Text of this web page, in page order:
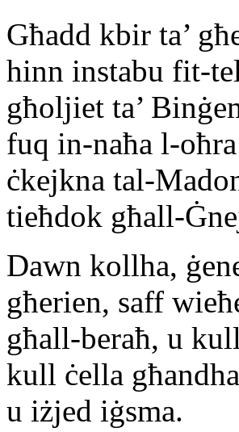
Għadd kbir ta’
hinn instabu fit-
għoljiet ta’
fuq in-naħa l-
ċkejkna tal-
tieħdok għall-
Dawn kollha,
għerien, saff
għall-beraħ, u
kull ċella
u iżjed iġsma.